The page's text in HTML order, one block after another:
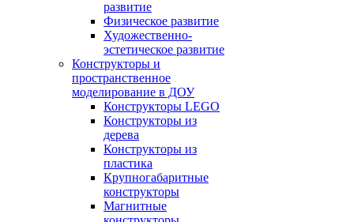
развитие
Физическое развитие
Художественно-
эстетическое развитие
Конструкторы и
пространственное
моделирование в ДОУ
Конструкторы LEGO
Конструкторы из
дерева
Конструкторы из
пластика
Крупногабаритные
конструкторы
Магнитные